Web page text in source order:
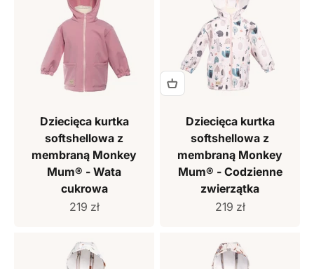
Dziecięca kurtka
softshellowa z
membraną Monkey
Mum® - Wata
cukrowa
Cena sprzedaży
219 zł
Dziecięca kurtka
softshellowa z
membraną Monkey
Mum® - Codzienne
zwierzątka
Cena sprzedaży
219 zł